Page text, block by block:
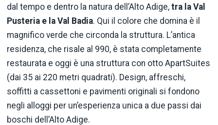
dal tempo e dentro la natura dell’Alto Adige, tra la Val
Pusteria e la Val Badia. Qui il colore che domina è il
magnifico verde che circonda la struttura. L’antica
residenza, che risale al 990, è stata completamente
restaurata e oggi è una struttura con otto ApartSuites
(dai 35 ai 220 metri quadrati). Design, affreschi,
soffitti a cassettoni e pavimenti originali si fondono
negli alloggi per un’esperienza unica a due passi dai
boschi dell’Alto Adige.